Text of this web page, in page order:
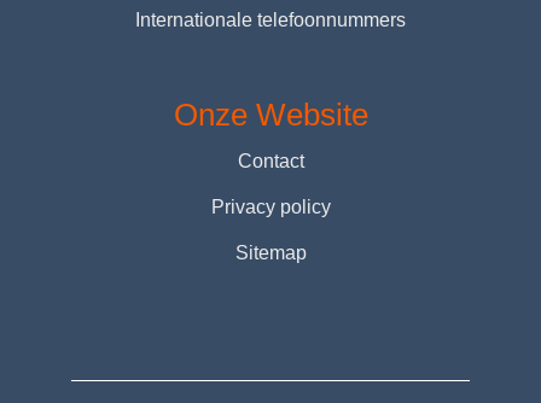
Internationale telefoonnummers
Onze Website
Contact
Privacy policy
Sitemap